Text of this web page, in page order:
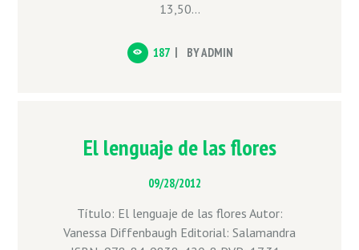
13,50...
187 BYADMIN
El lenguaje de las flores
09/28/2012
Título: El lenguaje de las flores Autor:
Vanessa Diffenbaugh Editorial: Salamandra